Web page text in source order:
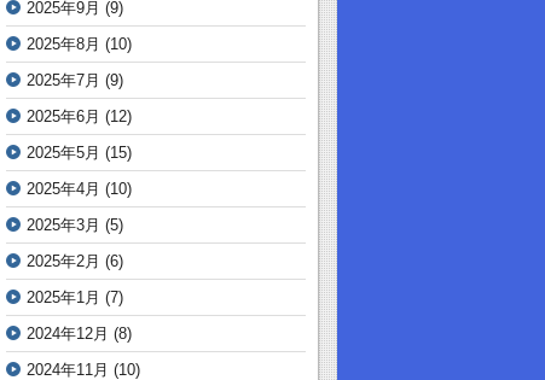
2025年9月 (9)
2025年8月 (10)
2025年7月 (9)
2025年6月 (12)
2025年5月 (15)
2025年4月 (10)
2025年3月 (5)
2025年2月 (6)
2025年1月 (7)
2024年12月 (8)
2024年11月 (10)